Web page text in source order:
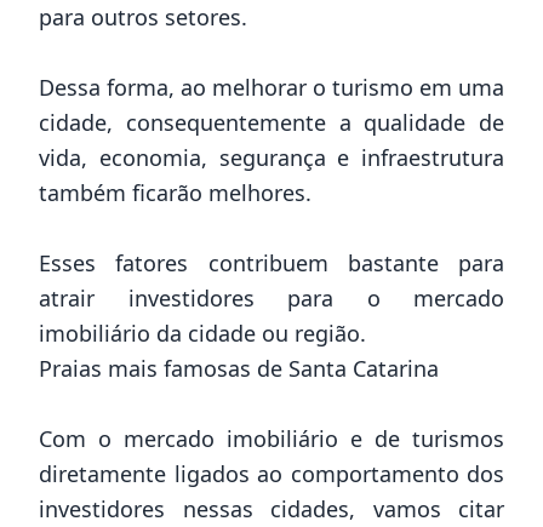
para outros setores.
Dessa forma, ao melhorar o turismo em uma
cidade, consequentemente a qualidade de
vida, economia, segurança e infraestrutura
também ficarão melhores.
Esses fatores contribuem bastante para
atrair investidores para o mercado
imobiliário da cidade ou região.
Praias mais famosas de Santa Catarina
Com o mercado imobiliário e de turismos
diretamente ligados ao comportamento dos
investidores nessas cidades, vamos citar